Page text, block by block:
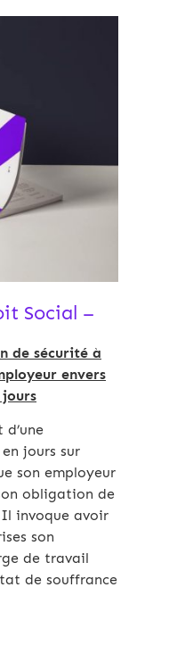
Social –
de sécurité à
envers
jours sur
son employeur
obligation de
invoque avoir
son
de travail
de souffrance